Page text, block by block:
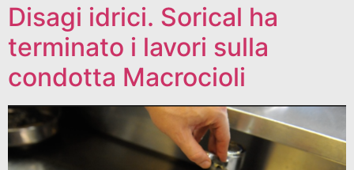
Disagi idrici. Sorical ha
terminato i lavori sulla
condotta Macrocioli